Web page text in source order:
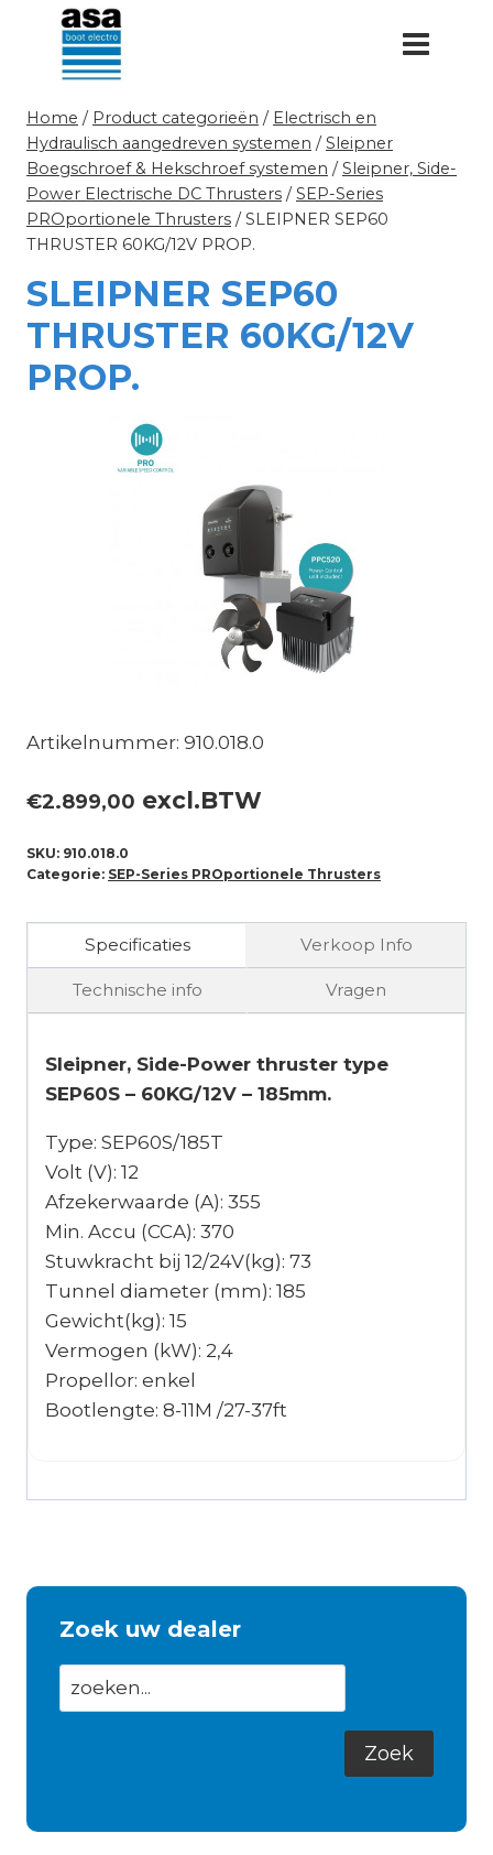
Doorgaan
inhoud
Home / Product categorieën / Electrisch en
Hydraulisch aangedreven systemen / Sleipner
Boegschroef & Hekschroef systemen / Sleipner, Side-
Power Electrische DC Thrusters / SEP-Series
PROportionele Thrusters / SLEIPNER SEP60
THRUSTER 60KG/12V PROP.
SLEIPNER SEP60
THRUSTER 60KG/12V
PROP.
Artikelnummer: 910.018.0
€2.899,00 excl.BTW
SKU: 910.018.0
Categorie: SEP-Series PROportionele Thrusters
Specificaties Verkoop Info
Technische info Vragen
Sleipner, Side-Power thruster type
SEP60S – 60KG/12V – 185mm.
Type: SEP60S/185T
Volt (V): 12
Afzekerwaarde (A): 355
Min. Accu (CCA): 370
Stuwkracht bij 12/24V(kg): 73
Tunnel diameter (mm): 185
Gewicht(kg): 15
Vermogen (kW): 2,4
Propellor: enkel
Bootlengte: 8-11M /27-37ft
Zoek uw dealer